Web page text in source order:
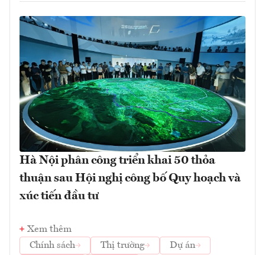
Hà Nội phân công triển khai 50 thỏa
thuận sau Hội nghị công bố Quy hoạch và
xúc tiến đầu tư
Xem thêm
Chính sách
Thị trường
Dự án